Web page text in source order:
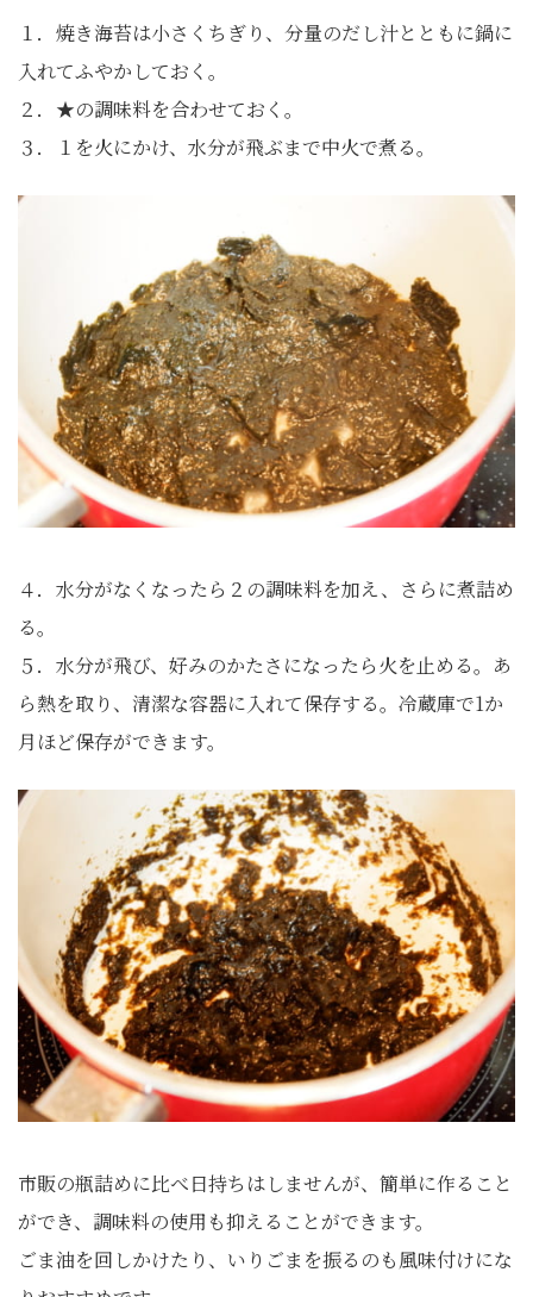
１．焼き海苔は小さくちぎり、分量のだし汁とともに鍋に
入れてふやかしておく。
２．★の調味料を合わせておく。
３．１を火にかけ、水分が飛ぶまで中火で煮る。
４．水分がなくなったら２の調味料を加え、さらに煮詰め
る。
５．水分が飛び、好みのかたさになったら火を止める。あ
ら熱を取り、清潔な容器に入れて保存する。冷蔵庫で1か
月ほど保存ができます。
市販の瓶詰めに比べ日持ちはしませんが、簡単に作ること
ができ、調味料の使用も抑えることができます。
ごま油を回しかけたり、いりごまを振るのも風味付けにな